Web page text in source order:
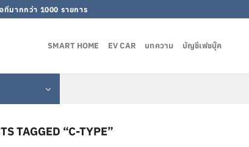
ทีมากกว่า 1000 รายการ
SMART HOME EV CAR บทความ บัญชีเฟชบุ๊ค
TAGGED “C-TYPE”